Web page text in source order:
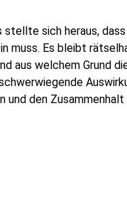
sich heraus,
muss. Es bleibt
aus welchem Grund
und den